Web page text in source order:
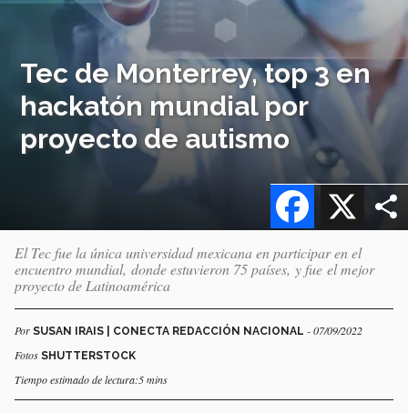
Tec de Monterrey, top 3 en
hackatón mundial por
proyecto de autismo
X
Facebook
El Tec fue la única universidad mexicana en participar en el
encuentro mundial, donde estuvieron 75 países, y fue el mejor
proyecto de Latinoamérica
Por SUSAN IRAIS | CONECTA REDACCIÓN NACIONAL - 07/09/2022
Fotos SHUTTERSTOCK
Tiempo estimado de lectura:5 mins